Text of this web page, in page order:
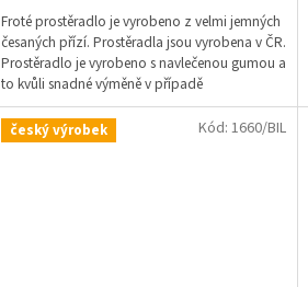
Froté prostěradlo je vyrobeno z velmi jemných
česaných přízí. Prostěradla jsou vyrobena v ČR.
Prostěradlo je vyrobeno s navlečenou gumou a
to kvůli snadné výměně v případě
poškození.Plošná hmotnost prostěradla: 180-
190g/m2
český výrobek Kód: 1660/BIL